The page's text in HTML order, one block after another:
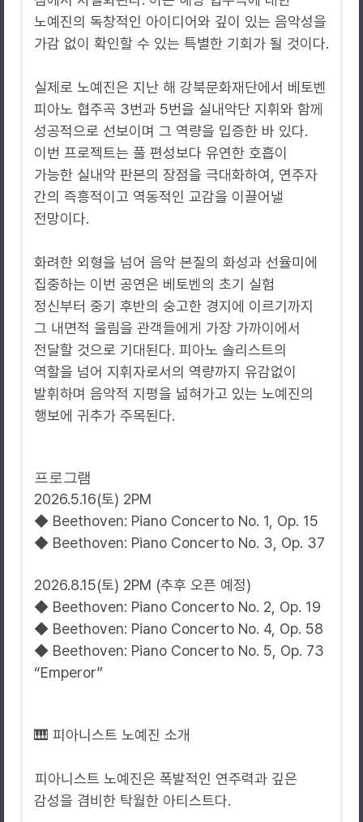
노예진의 독창적인 아이디어와 깊이 있는 음악성을
가감 없이 확인할 수 있는 특별한 기회가 될 것이다.
실제로 노예진은 지난 해 강북문화재단에서 베토벤
피아노 협주곡 3번과 5번을 실내악단 지휘와 함께
성공적으로 선보이며 그 역량을 입증한 바 있다.
이번 프로젝트는 풀 편성보다 유연한 호흡이
가능한 실내악 판본의 장점을 극대화하여, 연주자
간의 즉흥적이고 역동적인 교감을 이끌어낼
전망이다.
화려한 외형을 넘어 음악 본질의 화성과 선율미에
집중하는 이번 공연은 베토벤의 초기 실험
정신부터 중기 후반의 숭고한 경지에 이르기까지
그 내면적 울림을 관객들에게 가장 가까이에서
전달할 것으로 기대된다. 피아노 솔리스트의
역할을 넘어 지휘자로서의 역량까지 유감없이
발휘하며 음악적 지평을 넓혀가고 있는 노예진의
행보에 귀추가 주목된다.
프로그램
2026.5.16(토) 2PM
◆ Beethoven: Piano Concerto No. 1, Op. 15
◆ Beethoven: Piano Concerto No. 3, Op. 37
2026.8.15(토) 2PM (추후 오픈 예정)
◆ Beethoven: Piano Concerto No. 2, Op. 19
◆ Beethoven: Piano Concerto No. 4, Op. 58
◆ Beethoven: Piano Concerto No. 5, Op. 73
“Emperor”
🎹 피아니스트 노예진 소개
피아니스트 노예진은 폭발적인 연주력과 깊은
감성을 겸비한 탁월한 아티스트다.